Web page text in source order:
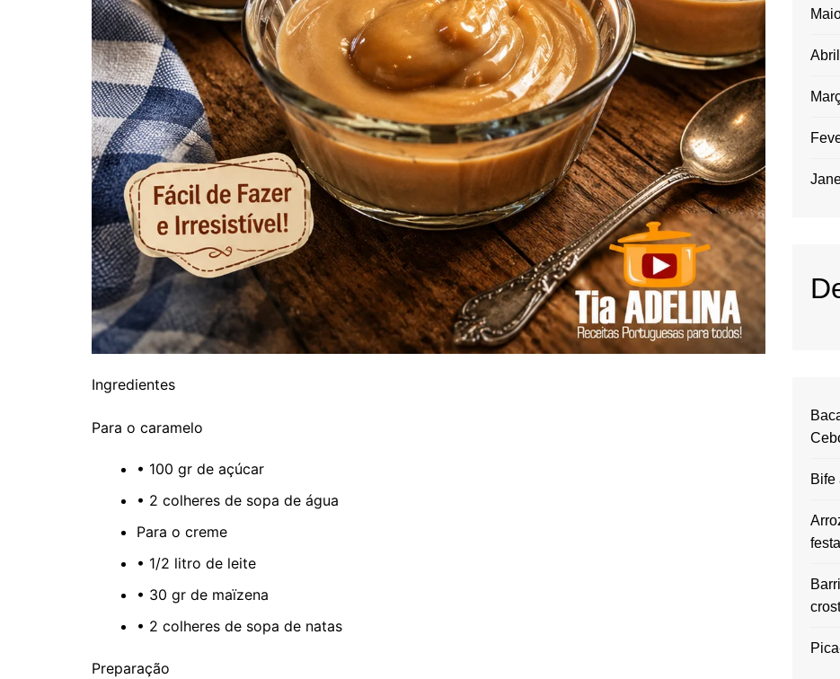
Ingredientes
Para o caramelo
• 100 gr de açúcar
• 2 colheres de sopa de água
Para o creme
• 1/2 litro de leite
• 30 gr de maïzena
• 2 colheres de sopa de natas
Preparação
Bife
festa